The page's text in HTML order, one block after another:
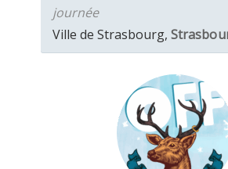
journée
Ville de Strasbourg,